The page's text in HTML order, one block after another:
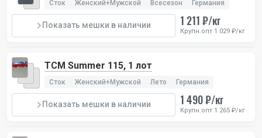
Сток Женский+Мужской Всесезон Германия
Показать мешки в наличии 1 211 ₽/кг
Крупн.опт 1 029 ₽/кг
TCM Summer 115, 1 лот
Сток Женский+Мужской Лето Германия
Показать мешки в наличии 1 490 ₽/кг
Крупн.опт 1 265 ₽/кг